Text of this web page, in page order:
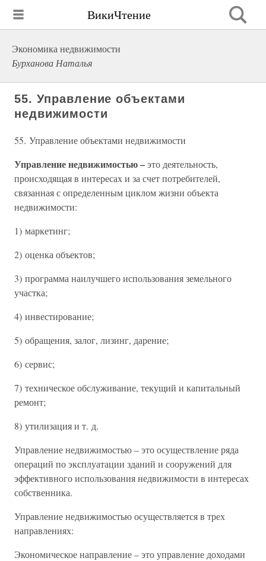
ВикиЧтение
Экономика недвижимости
Бурханова Наталья
55. Управление объектами
недвижимости
55. Управление объектами недвижимости
Управление недвижимостью –это деятельность,
происходящая в интересах и за счет потребителей,
связанная с определенным циклом жизни объекта
недвижимости:
1) маркетинг;
2) оценка объектов;
3) программа наилучшего использования земельного
участка;
4) инвестирование;
5) обращения, залог, лизинг, дарение;
6) сервис;
7) техническое обслуживание, текущий и капитальный
ремонт;
8) утилизация и т. д.
Управление недвижимостью – это осуществление ряда
операций по эксплуатации зданий и сооружений для
эффективного использования недвижимости в интересах
собственника.
Управление недвижимостью осуществляется в трех
направлениях:
Экономическое направление – это управление доходами